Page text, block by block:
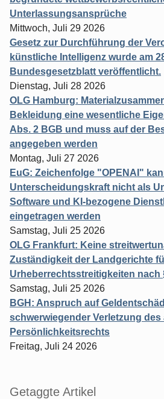
Unterlassungsansprüche
Mittwoch, Juli 29 2026
Gesetz zur Durchführung der
künstliche Intelligenz wurde am
Bundesgesetzblatt veröffentlicht.
Dienstag, Juli 28 2026
OLG Hamburg:
Bekleidung eine wesentliche
Abs. 2 BGB und muss auf der
angegeben werden
Montag, Juli 27 2026
EuG: Zeichenfolge "OPENAI"
Unterscheidungskraft nicht als
Software und KI-bezogene
eingetragen werden
Samstag, Juli 25 2026
OLG Frankfurt: Keine
Zuständigkeit der Landgerichte
Urheberrechtsstreitigkeiten nach
Samstag, Juli 25 2026
BGH: Anspruch auf
schwerwiegender Verletzung des
Persönlichkeitsrechts
Freitag, Juli 24 2026
Getaggte Artikel